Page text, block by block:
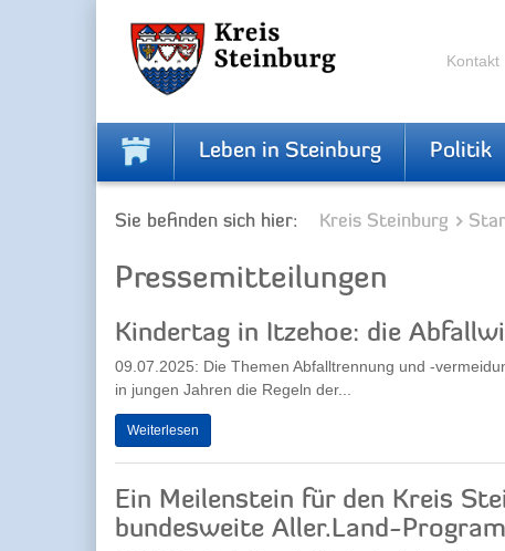
Kontakt
Leben in Steinburg Politik
Sie befinden sich hier: Kreis Steinburg
Pressemitteilungen
Kindertag in Itzehoe: die
09.07.2025: Die Themen Abfalltrennung und -
in jungen Jahren die Regeln der...
Weiterlesen
Ein Meilenstein für den Kreis
bundesweite Aller.Land-